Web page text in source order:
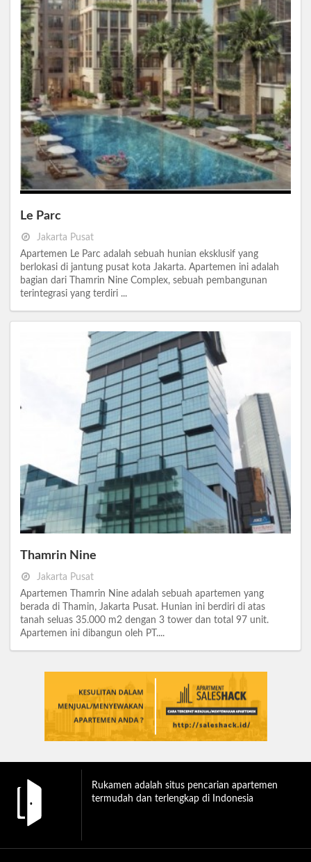
Le Parc
Jakarta Pusat
Apartemen Le Parc adalah sebuah hunian eksklusif yang
berlokasi di jantung pusat kota Jakarta. Apartemen ini adalah
bagian dari Thamrin Nine Complex, sebuah pembangunan
terintegrasi yang terdiri ...
Thamrin Nine
Jakarta Pusat
Apartemen Thamrin Nine adalah sebuah apartemen yang
berada di Thamin, Jakarta Pusat. Hunian ini berdiri di atas
tanah seluas 35.000 m2 dengan 3 tower dan total 97 unit.
Apartemen ini dibangun oleh PT....
Rukamen adalah situs pencarian apartemen
termudah dan terlengkap di Indonesia